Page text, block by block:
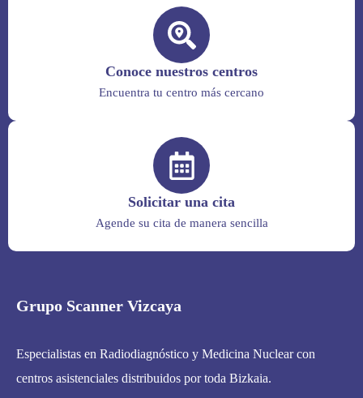
Conoce nuestros centros
Encuentra tu centro más cercano
Solicitar una cita
Agende su cita de manera sencilla
Grupo Scanner Vizcaya
Especialistas en Radiodiagnóstico y Medicina Nuclear con
centros asistenciales distribuidos por toda Bizkaia.